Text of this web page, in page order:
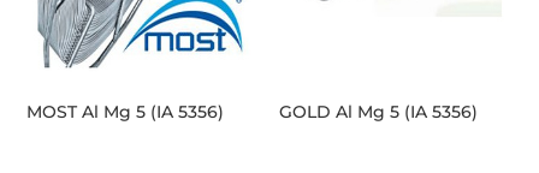
MOST Al Mg 5 (IA 5356) GOLD Al Mg 5 (IA 5356)